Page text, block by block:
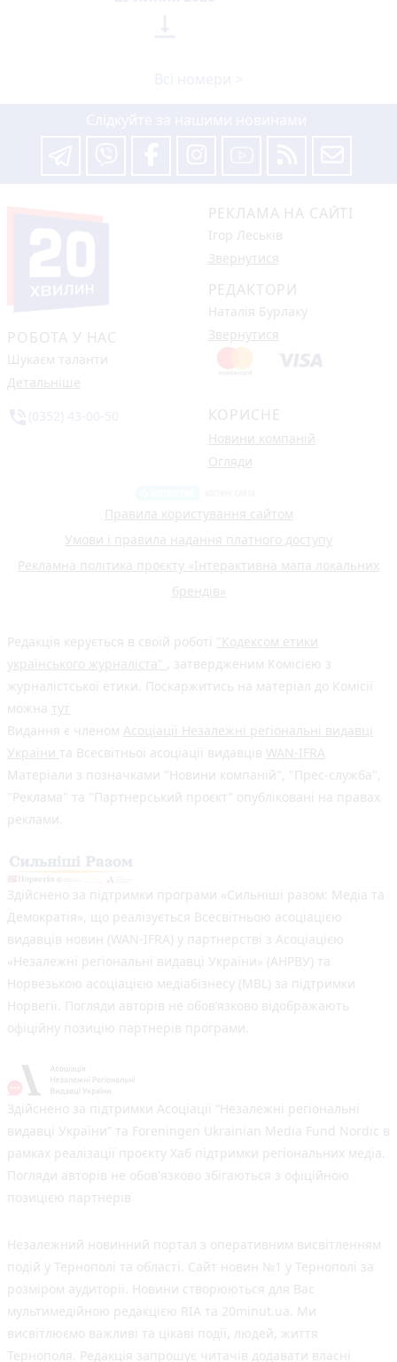
РОБОТА У НАС
Шукаєм таланти
Детальніше
РЕКЛАМА НА САЙТІ
Ігор Леськів
Звернутися
РЕДАКТОРИ
Наталія Бурлаку
Звернутися
КОРИСНЕ
Новини компаній
Огляди
Правила користування сайтом
Умови і правила надання платного доступу
Рекламна політика проєкту «Інтерактивна мапа локальних
брендів»
Редакція керується в своїй роботі "Кодексом етики
українського журналіста"
, затвердженим Комісією з
журналістської етики. Поскаржитись на матеріал до Комісії
можна тут
Видання є членом Асоціації Незалежні регіональні видавці
України та Всесвітньої асоціації видавців WAN-IFRA
Матеріали з позначками "Новини компаній", "Прес-служба",
"Реклама" та "Партнерський проєкт" опубліковані на правах
реклами.
Здійснено за підтримки програми «Сильніші разом: Медіа та
Демократія», що реалізується Всесвітньою асоціацією
видавців новин (WAN-IFRA) у партнерстві з Асоціацією
«Незалежні регіональні видавці України» (АНРВУ) та
Норвезькою асоціацією медіабізнесу (MBL) за підтримки
Норвегії. Погляди авторів не обов’язково відображають
офіційну позицію партнерів програми.
Здійснено за підтримки Асоціації “Незалежні регіональні
видавці України” та Foreningen Ukrainian Media Fund Nordic в
рамках реалізації проєкту Хаб підтримки регіональних медіа.
Погляди авторів не обов'язково збігаються з офіційною
позицією партнерів
Незалежний новинний портал з оперативним висвітленням
подій у Тернополі та області. Сайт новин №1 у Тернополі за
розміром аудиторії. Новини створюються для Вас
мультимедійною редакцією RIA та 20minut.ua. Ми
висвітлюємо важливі та цікаві події, людей, життя
Тернополя. Редакція запрошує читачів додавати власні